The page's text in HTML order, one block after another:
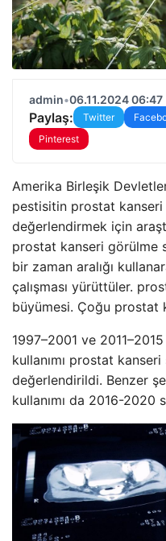
admin•06.11.2024 06:47
Paylaş: Twitter
Pinterest
Amerika Birleşik
pestisitin prostat
değerlendirmek için
prostat kanseri görülme
bir zaman aralığı
çalışması yürüttüler.
büyümesi. Çoğu prostat
1997–2001 ve
kullanımı prostat kanseri
değerlendirildi. Benzer
kullanımı da 2016-2020